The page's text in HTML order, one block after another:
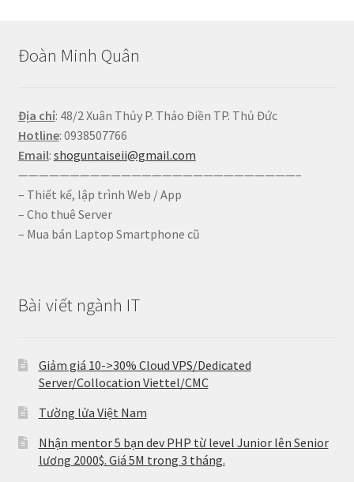
Đoàn Minh Quân
Địa chỉ: 48/2 Xuân Thủy P. Thảo Điền TP. Thủ Đức
Hotline: 0938507766
Email: shoguntaiseii@gmail.com
———————————————————————————–
– Thiết kế, lập trình Web / App
– Cho thuê Server
– Mua bán Laptop Smartphone cũ
Bài viết ngành IT
Giảm giá 10->30% Cloud VPS/Dedicated
Server/Collocation Viettel/CMC
Tường lửa Việt Nam
Nhận mentor 5 bạn dev PHP từ level Junior lên Senior
lương 2000$. Giá 5M trong 3 tháng.